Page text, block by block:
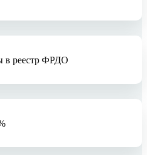
в реестр ФРДО